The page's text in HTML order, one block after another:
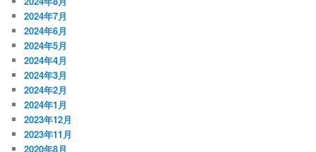
2024年7月
2024年6月
2024年5月
2024年4月
2024年3月
2024年2月
2024年1月
2023年12月
2023年11月
2020年8月